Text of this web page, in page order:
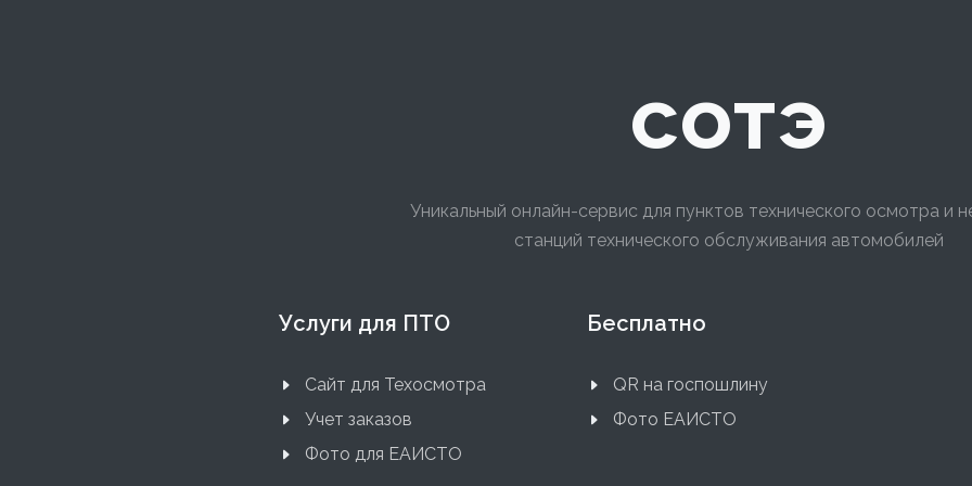
сотэ
Уникальный онлайн-сервис для пунктов технического осмотра и
станций технического обслуживания автомобилей
Услуги для ПТО
Сайт для Техосмотра
Учет заказов
Фото для ЕАИСТО
Бесплатно
QR на госпошлину
Фото ЕАИСТО